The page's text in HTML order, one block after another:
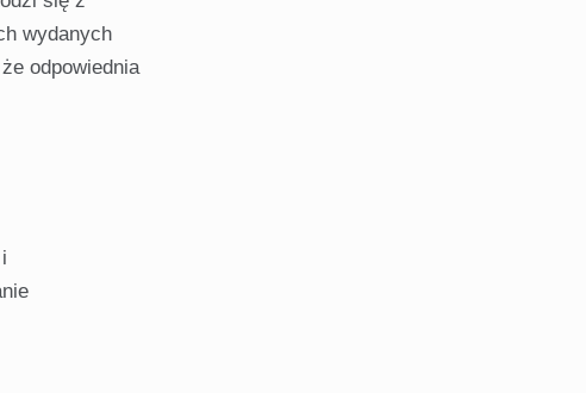
wydanych
odpowiednia